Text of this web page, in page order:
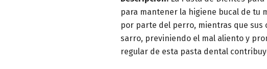
para mantener la higiene bucal de tu
por parte del perro, mientras que sus
sarro, previniendo el mal aliento y
regular de esta pasta dental